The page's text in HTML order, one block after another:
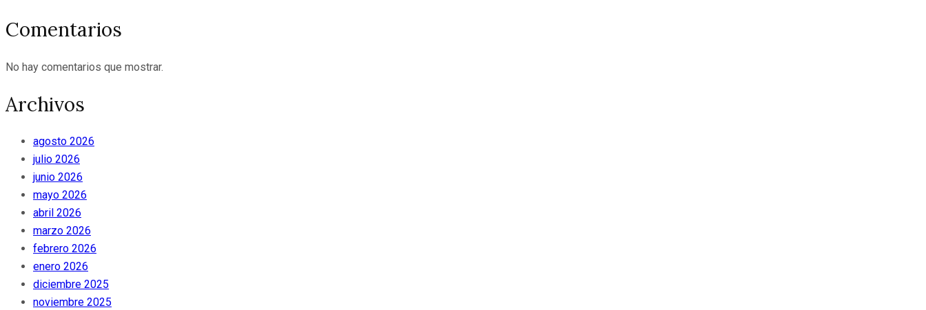
Comentarios
No hay comentarios que mostrar.
Archivos
agosto 2026
julio 2026
junio 2026
mayo 2026
abril 2026
marzo 2026
febrero 2026
enero 2026
diciembre 2025
noviembre 2025